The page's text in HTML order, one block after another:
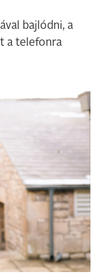
bajlódni, a
a telefonra